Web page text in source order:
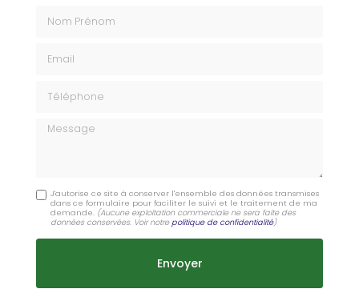
Message
J'autorise ce site à conserver l'ensemble des données transmises
dans ce formulaire pour faciliter le suivi et le traitement de ma
demande. (Aucune exploitation commerciale ne sera faite des
données conservées. Voir notrepolitique de confidentialité)